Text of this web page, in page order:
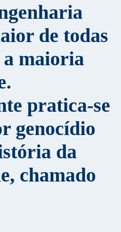
de todas
a maioria
pratica-se
genocídio
da
chamado